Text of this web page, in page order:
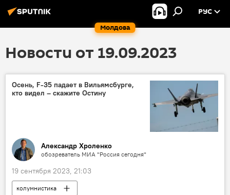
Молдова
РУС
Новости от 19.09.2023
Осень, F-35 падает в Вильямсбурге,
кто видел – скажите Остину
Александр Хроленко
обозреватель МИА "Россия сегодня"
19 сентября 2023, 21:03
колумнистика